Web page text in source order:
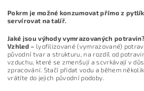
Pokrm je možné konzumovat přímo z
servírovat na talíř.
Jaké jsou výhody vymrazovaných
Vzhled – lyofilizované (vymrazované)
původní tvar a strukturu, na rozdíl od
vzduchu, které se zmenšují a scvrkávají v
zpracování. Stačí přidat vodu a během
vrátíte do jejich původní podoby.